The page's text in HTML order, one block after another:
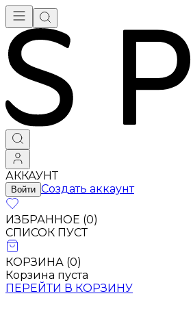
АККАУНТ
Войти Создать аккаунт
ИЗБРАННОЕ (0)
СПИСОК ПУСТ
КОРЗИНА (0)
Корзина пуста
ПЕРЕЙТИ В КОРЗИНУ